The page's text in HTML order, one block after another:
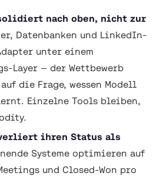
nach oben, nicht zur
Datenbanken und LinkedIn-
unter einem
Layer — der Wettbewerb
die Frage, wessen Modell
Einzelne Tools bleiben,
verliert ihren Status als
Systeme optimieren auf
und Closed-Won pro